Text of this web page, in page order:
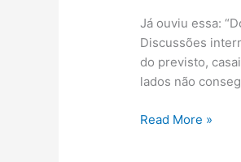
Já ouviu essa:
Discussões
do previsto,
lados não
Read More »